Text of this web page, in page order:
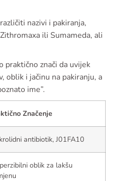
nazivi i pakiranja,
ili Sumameda, ali
praktično znači da uvijek
oblik i jačinu na pakiranju, a
ime”.
Značenje
antibiotik, J01FA10
oblik za lakšu